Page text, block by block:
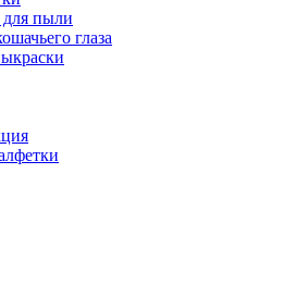
пыли
глаза